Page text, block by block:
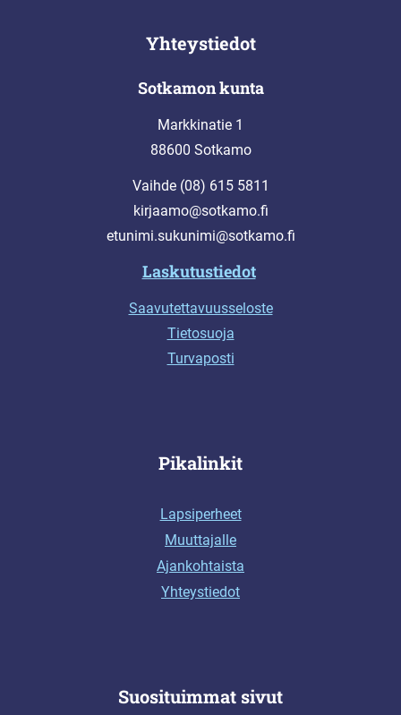
Yhteystiedot
Sotkamon kunta
Markkinatie 1
88600 Sotkamo
Vaihde (08) 615 5811
kirjaamo@sotkamo.fi
etunimi.sukunimi@sotkamo.fi
Laskutustiedot
Saavutettavuusseloste
Tietosuoja
Turvaposti
Pikalinkit
Lapsiperheet
Muuttajalle
Ajankohtaista
Yhteystiedot
Suosituimmat sivut